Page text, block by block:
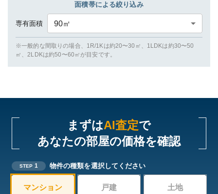
面積帯による絞り込み
専有面積 90㎡
※一般的な間取りの場合、1R/1Kは約20〜30㎡、1LDKは約30〜50
㎡、2LDKは約50〜60㎡が目安です。
まずはAI査定で
あなたの部屋の価格を確認
STEP 1 物件の種類を選択してください
マンション 戸建 土地